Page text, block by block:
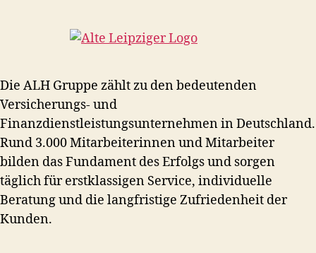
Die ALH Gruppe zählt zu den bedeutenden
Versicherungs- und
Finanzdienstleistungsunternehmen in Deutschland.
Rund 3.000 Mitarbeiterinnen und Mitarbeiter
bilden das Fundament des Erfolgs und sorgen
täglich für erstklassigen Service, individuelle
Beratung und die langfristige Zufriedenheit der
Kunden.